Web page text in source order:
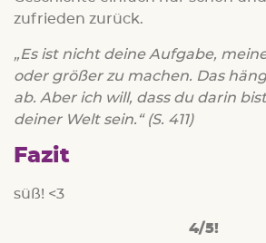
zufrieden zurück.
„Es ist nicht deine Aufgabe,
oder größer zu machen. Das
ab. Aber ich will, dass du darin
deiner Welt sein.“ (S. 411)
Fazit
süß! <3
4/5!